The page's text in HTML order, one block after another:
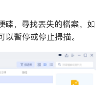
碟，尋找丟失的檔案，如
暫停或停止掃描。